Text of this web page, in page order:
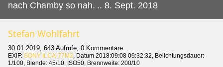
nach Chamby so nah. .. 8. Sept. 2018
Stefan Wohlfahrt
30.01.2019, 643 Aufrufe, 0 Kommentare
EXIF: SONY ILCA-77M2, Datum 2018:09:08 09:32:32, Belichtungsdauer:
1/100, Blende: 45/10, ISO50, Brennweite: 200/10